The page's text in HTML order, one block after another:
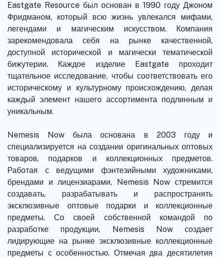
Eastgate Resource был основан в 1990 году Джоном
Фридманом, который всю жизнь увлекался мифами,
легендами и магическим искусством. Компания
зарекомендовала себя на рынке качественной,
доступной исторической и магически тематической
бижутерии. Каждое изделие Eastgate проходит
тщательное исследование, чтобы соответствовать его
историческому и культурному происхождению, делая
каждый элемент нашего ассортимента подлинным и
уникальным.
Nemesis Now была основана в 2003 году и
специализируется на создании оригинальных оптовых
товаров, подарков и коллекционных предметов.
Работая с ведущими фэнтезийными художниками,
брендами и лицензиарами, Nemesis Now стремится
создавать, разрабатывать и распространять
эксклюзивные оптовые подарки и коллекционные
предметы. Со своей собственной командой по
разработке продукции, Nemesis Now создает
лидирующие на рынке эксклюзивные коллекционные
предметы с особенностью. Отмечая два десятилетия